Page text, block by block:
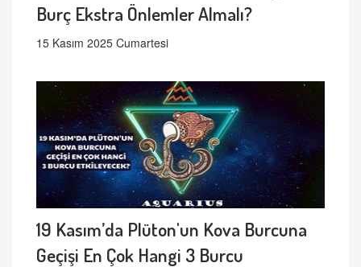
Burç Ekstra Önlemler Almalı?
15 Kasım 2025 Cumartesi
19 Kasım’da Plüton'un Kova Burcuna
Geçişi En Çok Hangi 3 Burcu